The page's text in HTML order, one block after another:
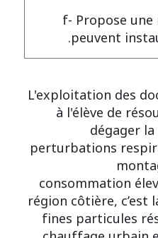
f- Propose
peuvent
L'exploitation des
à l'élève de
dégager
perturbations
consommation
région côtière,
fines particules